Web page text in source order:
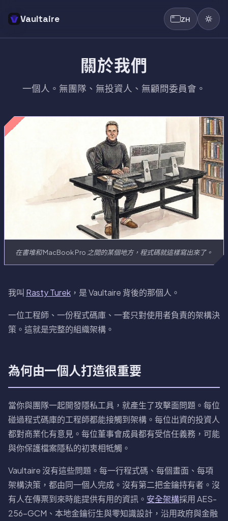
Vaultaire ZH
關於我們
一個人。無團隊、無投資人、無顧問委員會。
在書堆和 MacBook Pro 之間的某個地方，程式碼就這樣寫出來了。
我叫 Rasty Turek ，是 Vaultaire 背後的那個人。
一位工程師、一份程式碼庫、一套只對使用者負責的架構決
策。這就是完整的組織架構。
為何由一個人打造很重要
當你與團隊一起開發隱私工具，就產生了攻擊面問題。每位
碰過程式碼庫的工程師都能接觸到架構。每位出資的投資人
都對商業化有意見。每位董事會成員都有受信任義務，可能
與你保護檔案隱私的初衷相牴觸。
Vaultaire 沒有這些問題。每一行程式碼、每個畫面、每項
架構決策，都由同一個人完成。沒有第二把金鑰持有者。沒
有人在傳票到來時能提供有用的資訊。 安全架構採用 AES-
256-GCM、本地金鑰衍生與零知識設計，沿用政府與金融